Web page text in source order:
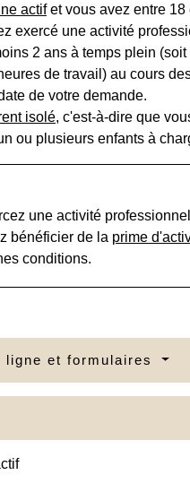
actifet vous avez entre 18
exercé une activité
2 ans à temps plein (soit
de travail) au cours
de votre demande.
isolé, c'est-à-dire que
ou plusieurs enfants à
une activité
bénéficier de la prime
conditions.
ligne et formulaires